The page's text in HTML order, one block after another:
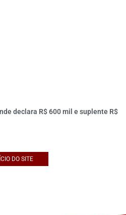
declara R$ 600 mil e suplente R$
DO SITE